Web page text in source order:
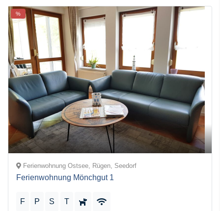
%
Ferienwohnung Ostsee, Rügen, Seedorf
Ferienwohnung Mönchgut 1
F P S T